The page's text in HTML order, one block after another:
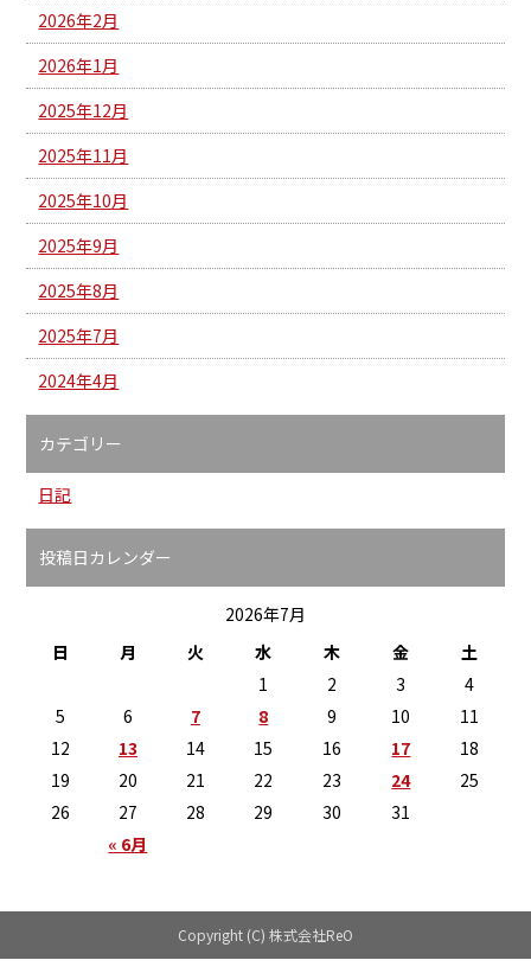
2026年2月
2026年1月
2025年12月
2025年11月
2025年10月
2025年9月
2025年8月
2025年7月
2024年4月
カテゴリー
日記
投稿日カレンダー
2026年7月
日
月 火 水 木 金 土
« 6月
1 2 3
4
5
6 7 8 9 10
11
12
13 14 15 16 17
18
19
20 21 22 23 24
25
26
27 28 29 30 31
Copyright (C) 株式会社ReO